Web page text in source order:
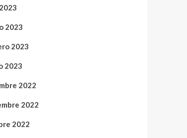
2023
2023
2023
2022
2022
2022